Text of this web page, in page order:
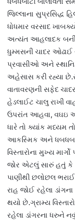
જિલ્લાના સુપ્રસિદ્ધ
ધોધમાર વરસાદ
અત્યંત આહલાદક બની
ધુમ્મસની ચાદર ઓઢાઈ
પ્રવાસીઓ અને
અહેસાસ કરી રહ્યા
વાતાવરણની સફેદ
હેડલાઈટ ચાલુ રાખી
ઉપરાંત આહવા, વઘઇ
ધારે તો ક્યાંક મધ્યમ
આકસ્મિક અને
વિસ્તારોના મુખ્ય
જોર એટલું સારું હતું કે
પાણીથી છલોછલ
રાહ જોઈ રહેલા
થયો છે.ગ્રામ્ય
રહેલા ડાંગરના ધરુને